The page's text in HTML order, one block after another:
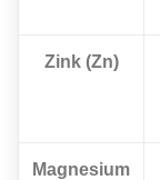
Zink (Zn)
Magnesium